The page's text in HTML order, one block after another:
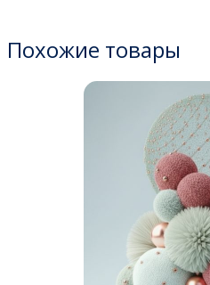
Похожие товары